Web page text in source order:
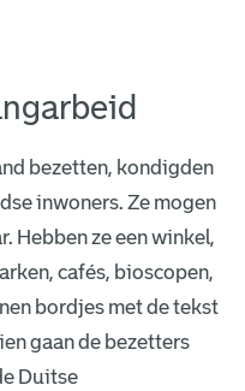
bezetten, kondigden
inwoners. Ze mogen
Hebben ze een winkel,
cafés, bioscopen,
bordjes met de tekst
gaan de bezetters
Duitse